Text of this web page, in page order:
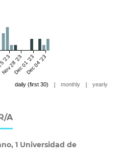
'23
Nov 28 '23Dec 01 '23Dec 04 '23
daily (first 30) | monthly | yearly
A
1 Universidad de